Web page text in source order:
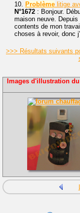
10. Problème litige
N°1672 : Bonjour.
maison neuve.
contents de mon
choses à revoir, donc
>>> Résultats suivants
Images d'illustration